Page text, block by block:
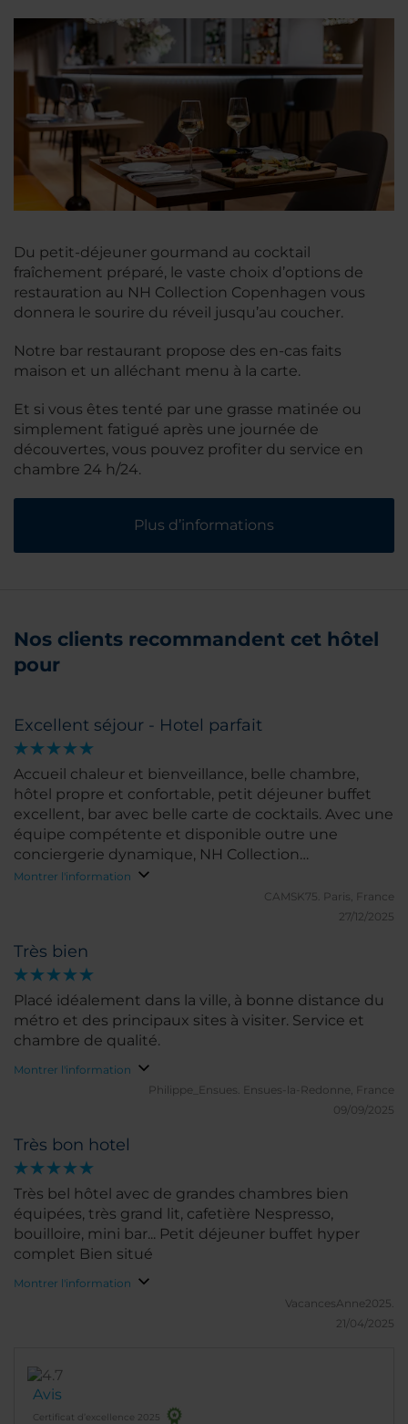
Du petit-déjeuner gourmand au cocktail
fraîchement préparé, le vaste choix d’options de
restauration au NH Collection Copenhagen vous
donnera le sourire du réveil jusqu’au coucher.
Notre bar restaurant propose des en-cas faits
maison et un alléchant menu à la carte.
Et si vous êtes tenté par une grasse matinée ou
simplement fatigué après une journée de
découvertes, vous pouvez profiter du service en
chambre 24 h/24.
Plus d’informations
Nos clients recommandent cet hôtel
pour
Excellent séjour - Hotel parfait
Accueil chaleur et bienveillance, belle chambre,
hôtel propre et confortable, petit déjeuner buffet
excellent, bar avec belle carte de cocktails. Avec une
équipe compétente et disponible outre une
conciergerie dynamique, NH Collection
Copenhagen est un hôtel parfait grâce à sa situation
proche d'une station de métro et du centre à pied,
mais aussi compte tenu de son cadre moderne,
Montrer l'information
CAMSK75.
Paris, France
27/12/2025
Très bien
Placé idéalement dans la ville, à bonne distance du
métro et des principaux sites à visiter. Service et
chambre de qualité.
Montrer l'information
Philippe_Ensues. Ensues-la-Redonne, France
09/09/2025
Très bon hotel
Très bel hôtel avec de grandes chambres bien
équipées, très grand lit, cafetière Nespresso,
bouilloire, mini bar... Petit déjeuner buffet hyper
complet Bien situé
Montrer l'information
VacancesAnne2025.
21/04/2025
Avis
Certificat d’excellence 2025